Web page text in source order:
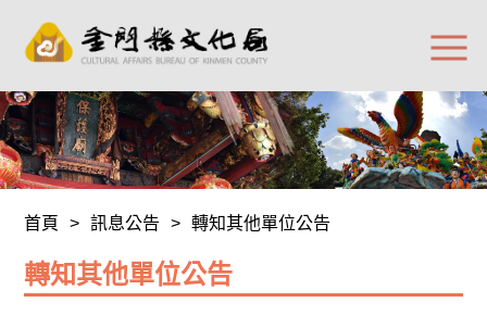
首頁 > 訊息公告 > 轉知其他單位公告
轉知其他單位公告